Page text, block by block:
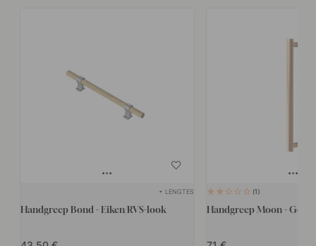
+ LENGTES
Handgreep Bond - Eiken/RVS-look
1
Handgreep Moon -